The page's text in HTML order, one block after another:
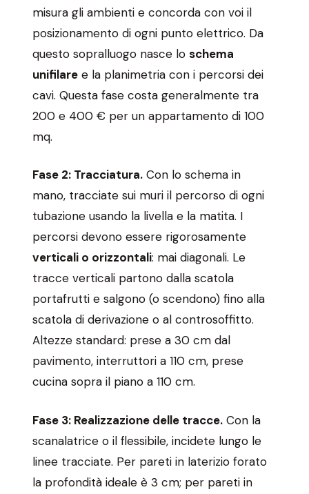
misura gli ambienti e concorda con voi il
posizionamento di ogni punto elettrico. Da
questo sopralluogo nasce lo schema
unifilare e la planimetria con i percorsi dei
cavi. Questa fase costa generalmente tra
200 e 400 € per un appartamento di 100
mq.
Fase 2: Tracciatura. Con lo schema in
mano, tracciate sui muri il percorso di ogni
tubazione usando la livella e la matita. I
percorsi devono essere rigorosamente
verticali o orizzontali: mai diagonali. Le
tracce verticali partono dalla scatola
portafrutti e salgono (o scendono) fino alla
scatola di derivazione o al controsoffitto.
Altezze standard: prese a 30 cm dal
pavimento, interruttori a 110 cm, prese
cucina sopra il piano a 110 cm.
Fase 3: Realizzazione delle tracce. Con la
scanalatrice o il flessibile, incidete lungo le
linee tracciate. Per pareti in laterizio forato
la profondità ideale è 3 cm; per pareti in